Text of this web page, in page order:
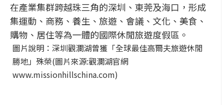
在產業集群跨越珠三角的深圳、東莞及海口，形成
集運動、商務、養生、旅遊、會議、文化、美食、
購物、居住等為一體的國際休閒旅遊度假區。
圖片說明：深圳觀瀾湖曾獲「全球最佳高爾夫旅遊休閒
勝地」殊榮(圖片來源:觀瀾湖官網
www.missionhillschina.com)